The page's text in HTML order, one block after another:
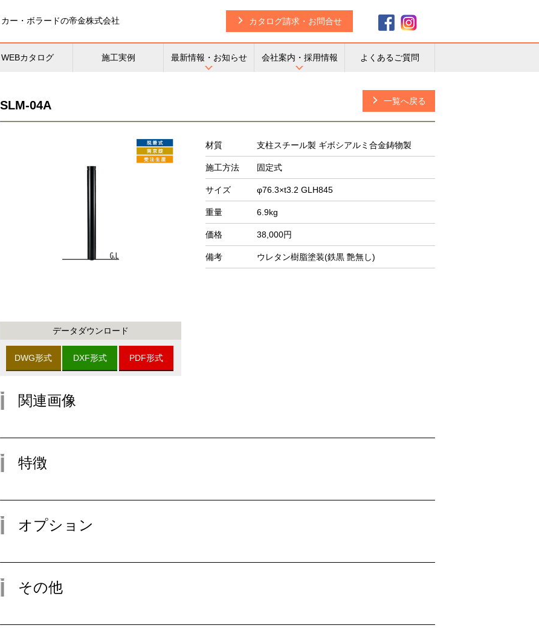
ー・ ボラードの帝金株式会社 カタログ請求・お問合せ
WEBカタログ 施工実例 最新情報・お知らせ 会社案内・採用情報 よくあるご質問
SLM-04A 一覧へ戻る
データダウンロード
DWG形式 DXF形式 PDF形式
材質 支柱スチール製 ギボシアルミ合金鋳物製
施工方法 固定式
サイズ φ76.3×t3.2 GLH845
重量 6.9kg
価格 38,000円
備考 ウレタン樹脂塗装(鉄黒 艶無し)
関連画像
特徴
オプション
その他